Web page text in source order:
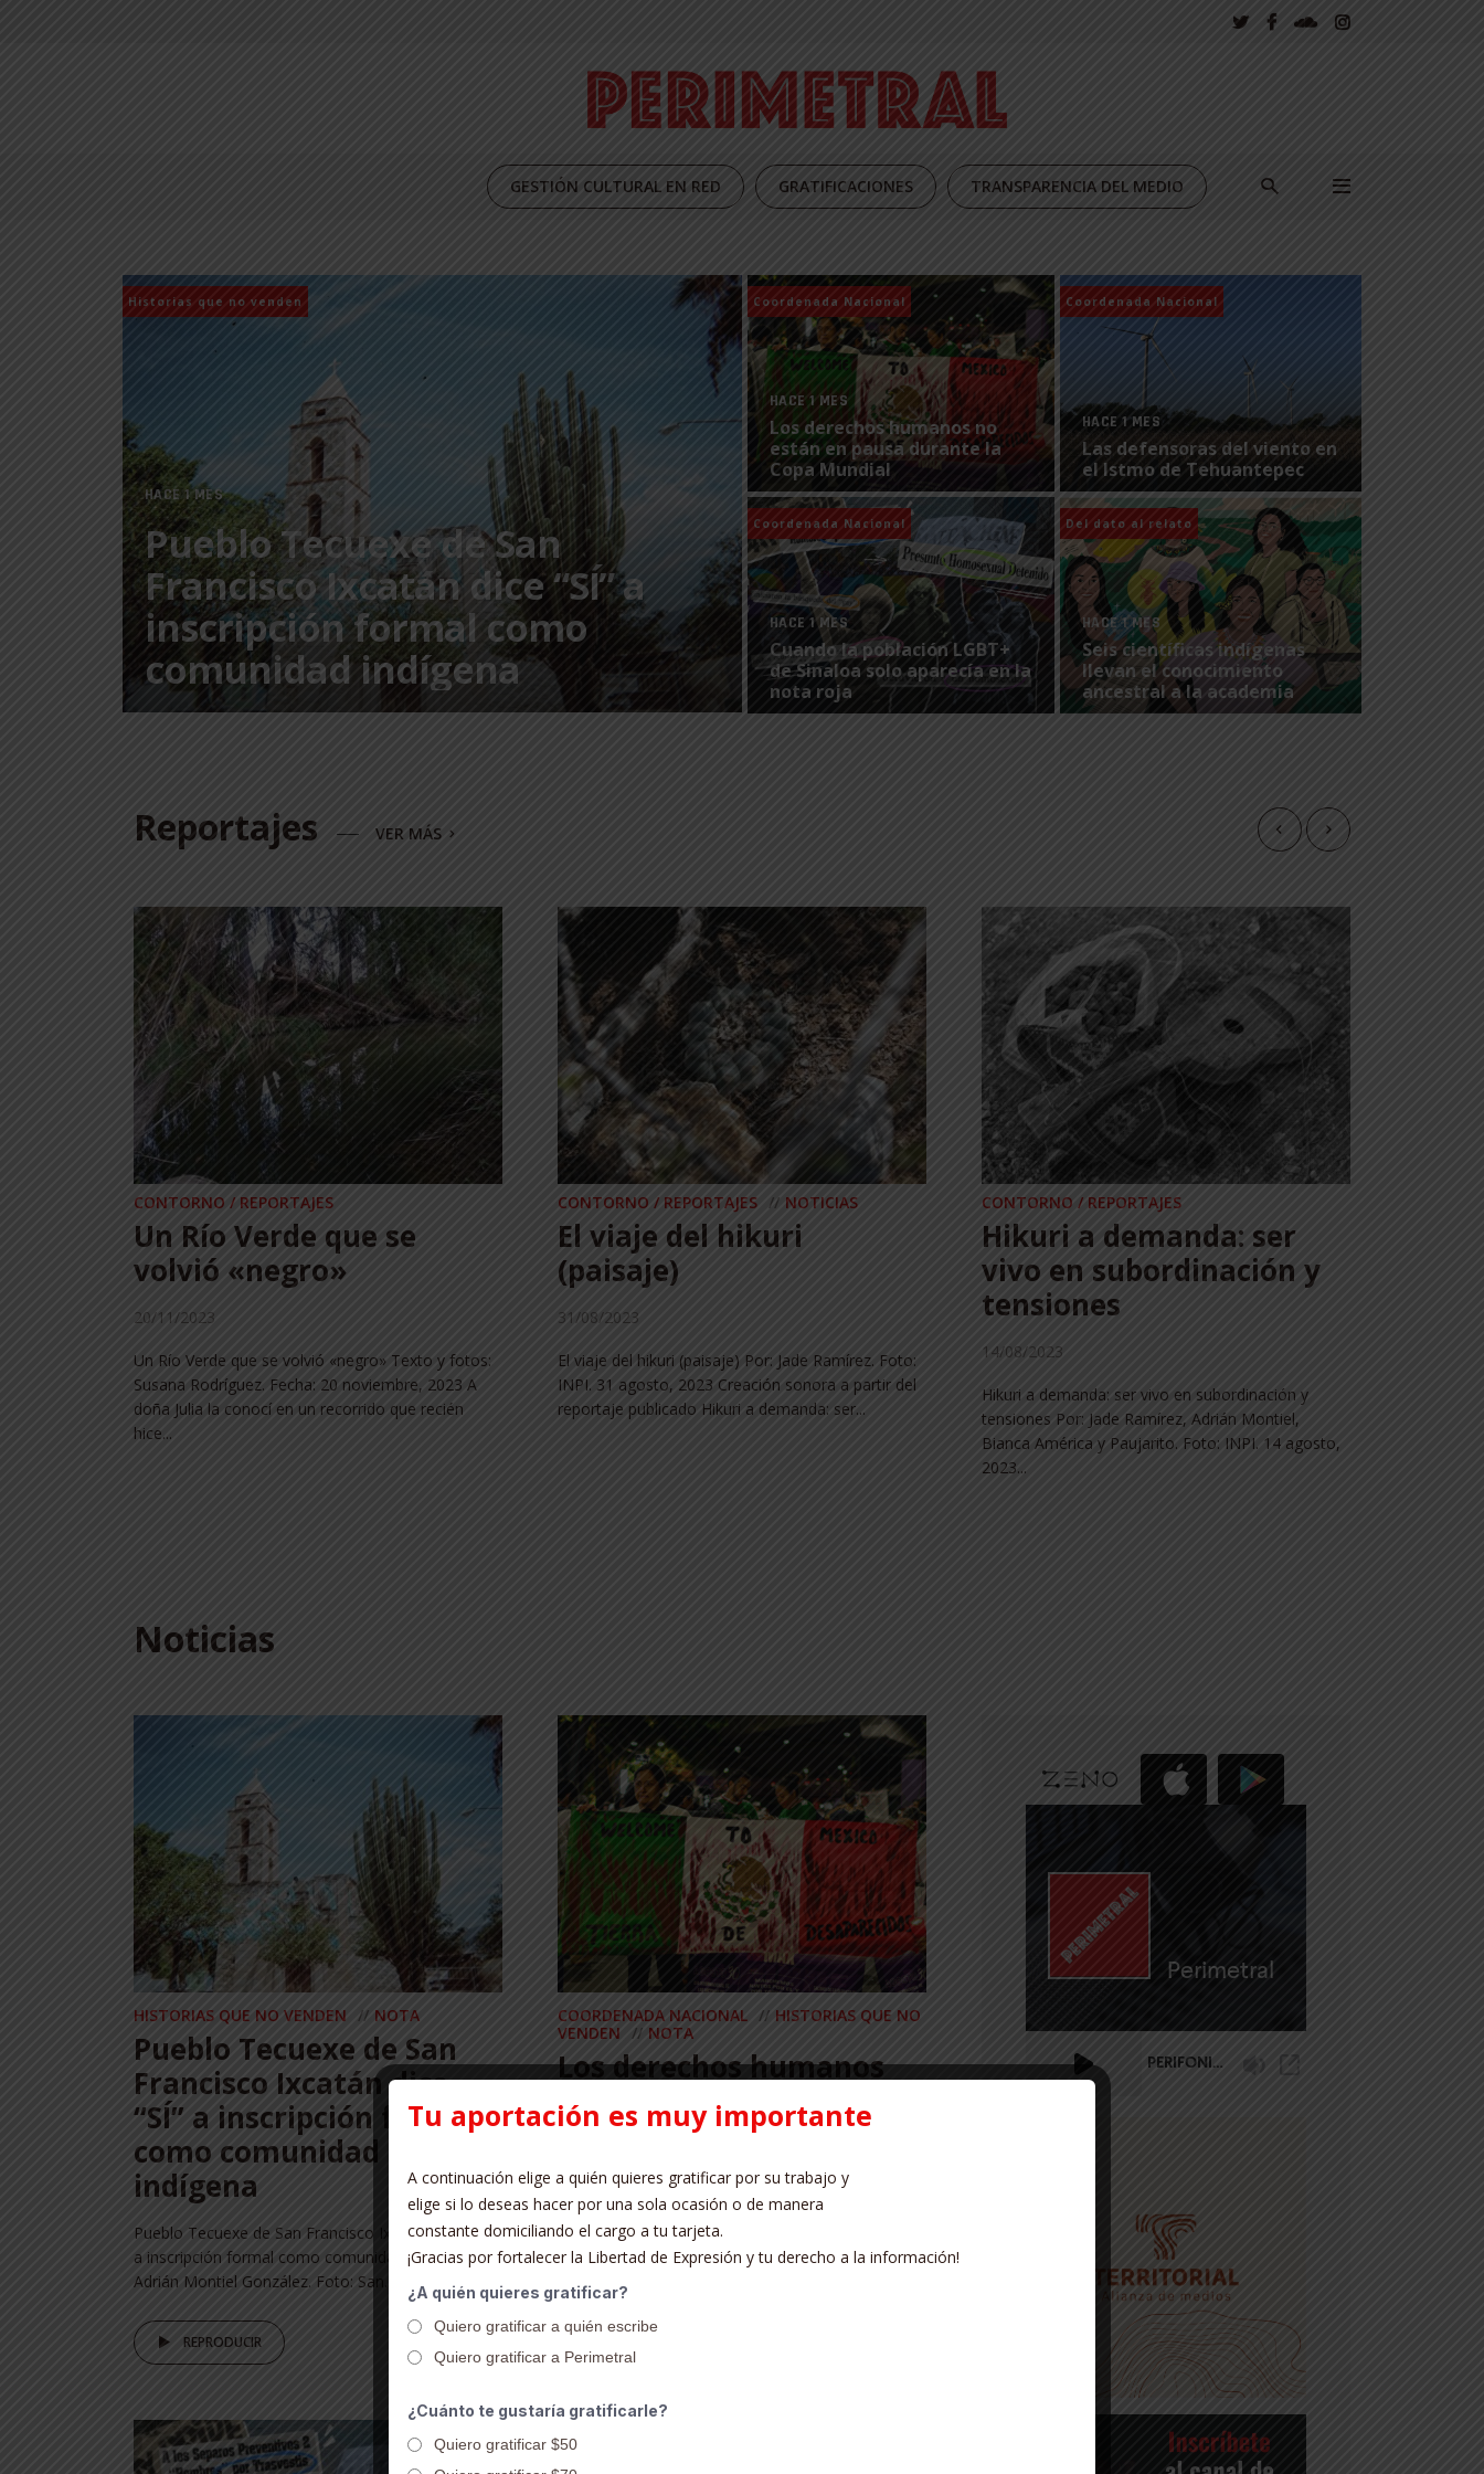
GESTIÓN CULTURAL EN RED GRATIFICACIONES TRANSPARENCIA DEL MEDIO
Historias que no venden
HACE 1 MES
Pueblo Tecuexe de San
Francisco Ixcatán dice “SÍ” a
inscripción formal como
comunidad indígena
Coordenada Nacional
HACE 1 MES
Los derechos humanos no
están en pausa durante la
Copa Mundial
Coordenada Nacional
HACE 1 MES
Cuando la población LGBT+
de Sinaloa solo aparecía en la
nota roja
Coordenada Nacional
HACE 1 MES
Las defensoras del viento en
el Istmo de Tehuantepec
Del dato al relato
HACE 1 MES
Seis científicas indígenas
llevan el conocimiento
ancestral a la academia
Reportajes VER MÁS
CONTORNO / REPORTAJES
Un Río Verde que se
volvió «negro»
20/11/2023
Un Río Verde que se volvió «negro» Texto y fotos:
Susana Rodríguez. Fecha: 20 noviembre, 2023 A
doña Julia la conocí en un recorrido que recién
hice...
CONTORNO / REPORTAJES NOTICIAS
El viaje del hikuri
(paisaje)
31/08/2023
El viaje del hikuri (paisaje) Por: Jade Ramírez. Foto:
INPI. 31 agosto, 2023 Creación sonora a partir del
reportaje publicado Hikuri a demanda: ser...
CONTORNO / REPORTAJES
Hikuri a demanda: ser
vivo en subordinación y
tensiones
14/08/2023
Hikuri a demanda: ser vivo en subordinación y
tensiones Por: Jade Ramírez, Adrián Montiel,
Bianca América y Paujarito. Foto: INPI. 14 agosto,
2023...
Noticias
HISTORIAS QUE NO VENDEN NOTA
Pueblo Tecuexe de San
Francisco Ixcatán dice
“SÍ” a inscripción formal
como comunidad
indígena
Pueblo Tecuexe de San Francisco Ixcatán dice “SÍ”
a inscripción formal como comunidad indígena Por:
Adrián Montiel González. Foto: San...
REPRODUCIR
COORDENADA NACIONAL
HISTORIAS QUE NO
VENDEN
NOTA
Los derechos humanos
no están en pausa
durante la Copa Mundial
Los derechos humanos no están en pausa durante
la Copa Mundial Texto y foto: RED TDT. Fecha: 29
de junio, 2026 La RED TDT ha documentado 39...
REPRODUCIR
Tu aportación es muy importante
A continuación elige a quién quieres gratificar por su trabajo y
elige si lo deseas hacer por una sola ocasión o de manera
constante domiciliando el cargo a tu tarjeta.
¡Gracias por fortalecer la Libertad de Expresión y tu derecho a la información!
¿A quién quieres gratificar?
Quiero gratificar a quién escribe
Quiero gratificar a Perimetral
¿Cuánto te gustaría gratificarle?
Quiero gratificar $50